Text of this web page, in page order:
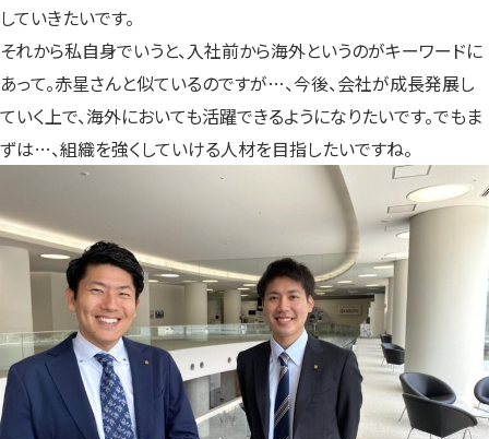
していきたいです。
それから私自身でいうと、入社前から海外というのがキーワードに
あって。赤星さんと似ているのですが…、今後、会社が成長発展し
ていく上で、海外においても活躍できるようになりたいです。でもま
ずは…、組織を強くしていける人材を目指したいですね。